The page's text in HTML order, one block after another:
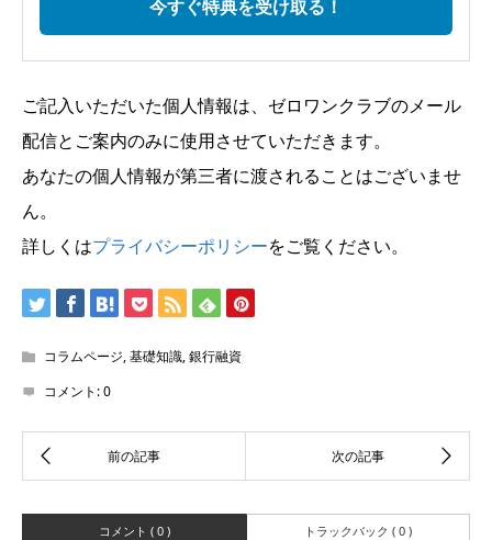
ご記入いただいた個人情報は、ゼロワンクラブのメール
配信とご案内のみに使用させていただきます。
あなたの個人情報が第三者に渡されることはございませ
ん。
詳しくはプライバシーポリシーをご覧ください。
コラムページ,基礎知識,銀行融資
コメント:0
コメント ( 0 ) トラックバック ( 0 )